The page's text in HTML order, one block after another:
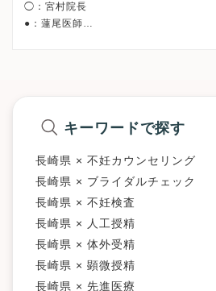
◯：宮村院長
●：蓮尾医師
キーワードで探す
長崎県 × 不妊カウンセリング
長崎県 × ブライダルチェック
長崎県 × 不妊検査
長崎県 × 人工授精
長崎県 × 体外受精
長崎県 × 顕微授精
長崎県 × 先進医療